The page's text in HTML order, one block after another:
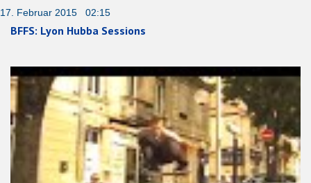
17. Februar 2015 02:15
BFFS: Lyon Hubba Sessions